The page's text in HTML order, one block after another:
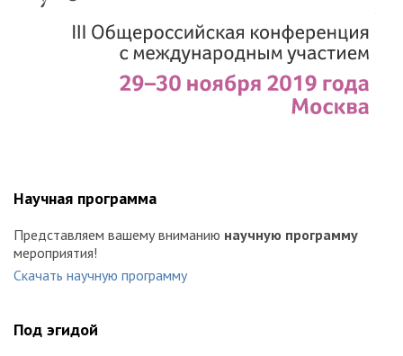
Научная программа
Представляем вашему вниманию научную программу
мероприятия!
Скачать научную программу
Под эгидой